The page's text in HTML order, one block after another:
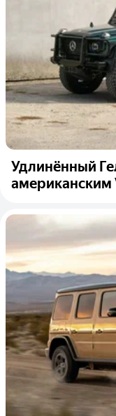
Удлинённый
американским